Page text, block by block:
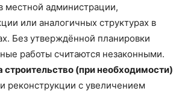
местной администрации,
или аналогичных структурах в
Без утверждённой планировки
работы считаются незаконными.
строительство (при необходимости)
реконструкции с увеличением